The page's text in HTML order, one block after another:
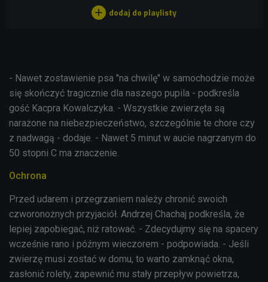
- Nawet zostawienie psa "na chwilę" w samochodzie może
się skończyć tragicznie dla naszego pupila - podkreśla
gość Kacpra Kowalczyka. - Wszystkie zwierzęta są
narażone na niebezpieczeństwo, szczególnie te chore czy
z nadwagą - dodaje. - Nawet 5 minut w aucie nagrzanym do
50 stopni C ma znaczenie.
Ochrona
Przed udarem i przegrzaniem należy chronić swoich
czworonożnych przyjaciół. Andrzej Chachaj podkreśla, że
lepiej zapobiegać, niż ratować. - Zdecydujmy się na spacery
wcześnie rano i późnym wieczorem - podpowiada. - Jeśli
zwierzę musi zostać w domu, to warto zamknąć okna,
zasłonić rolety, zapewnić mu stały przepływ powietrza,